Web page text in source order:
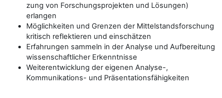
zung von Forschungsprojekten und Lösungen)
erlangen
Möglichkeiten und Grenzen der Mittelstandsforschung
kritisch reflektieren und einschätzen
Erfahrungen sammeln in der Analyse und Aufbereitung
wissenschaftlicher Erkenntnisse
Weiterentwicklung der eigenen Analyse-,
Kommunikations- und Präsentationsfähigkeiten